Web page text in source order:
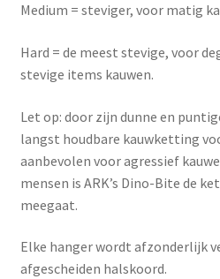
Medium = steviger, voor matig
Hard = de meest stevige, voor
stevige items kauwen.
Let op: door zijn dunne en
langst houdbare kauwketting
aanbevolen voor agressief
mensen is ARK’s Dino-Bite de
meegaat.
Elke hanger wordt afzonderlijk
afgescheiden halskoord.